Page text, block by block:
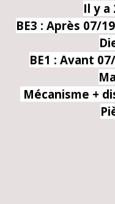
Il y a
BE3 : Après 07/
BE1 : Avant
Mécanisme +